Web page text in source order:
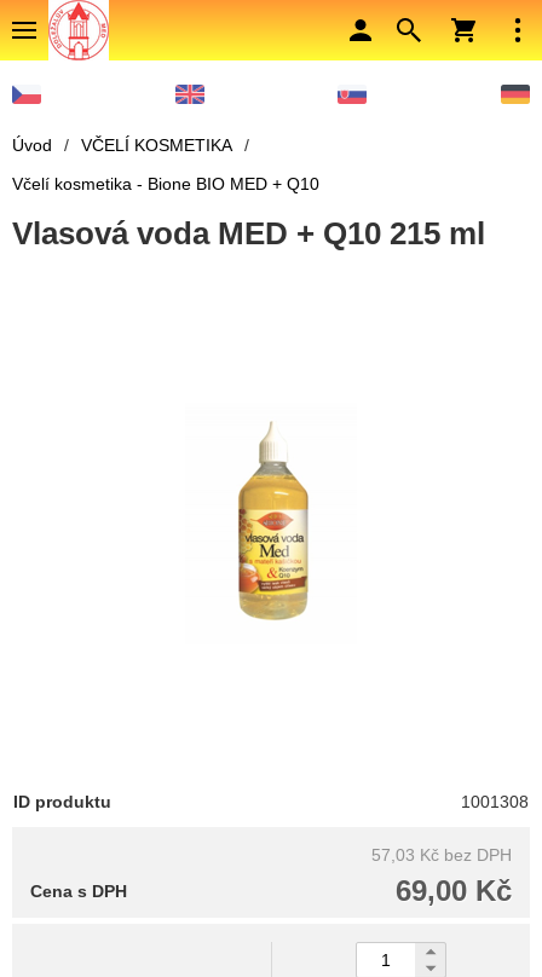
Úvod / VČELÍ KOSMETIKA
/
Včelí kosmetika - Bione BIO MED + Q10
Vlasová voda MED + Q10 215 ml
ID produktu 1001308
57,03 Kč bez DPH
69,00 Kč
Cena s DPH